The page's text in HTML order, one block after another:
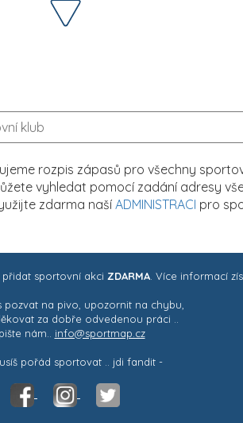
rozpis zápasů pro všechny
vyhledat pomocí zadání adresy
zdarma naší ADMINISTRACI pro
sportovní akci ZDARMA. Více informací
pozvat na pivo, upozornit na chybu,
za dobře odvedenou práci ..
nám.. info@sportmap.cz
pořád sportovat .. jdi fandit -